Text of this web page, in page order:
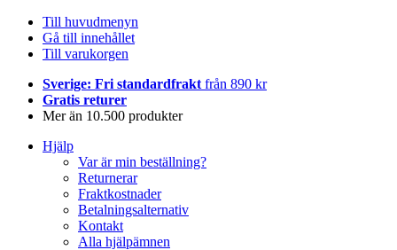
Till huvudmenyn
Gå till innehållet
Till varukorgen
Sverige: Fri standardfrakt från 890 kr
Gratis returer
Mer än 10.500 produkter
Hjälp
Var är min beställning?
Returnerar
Fraktkostnader
Betalningsalternativ
Kontakt
Alla hjälpämnen